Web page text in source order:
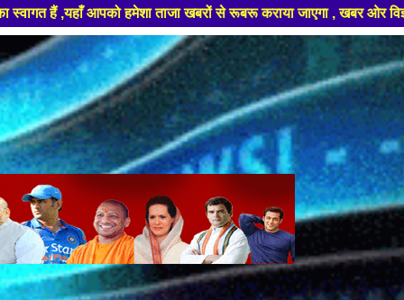
खबरों से रूबरू कराया जाएगा , खबर ओर विज्ञापन के लिए संपर्क करे